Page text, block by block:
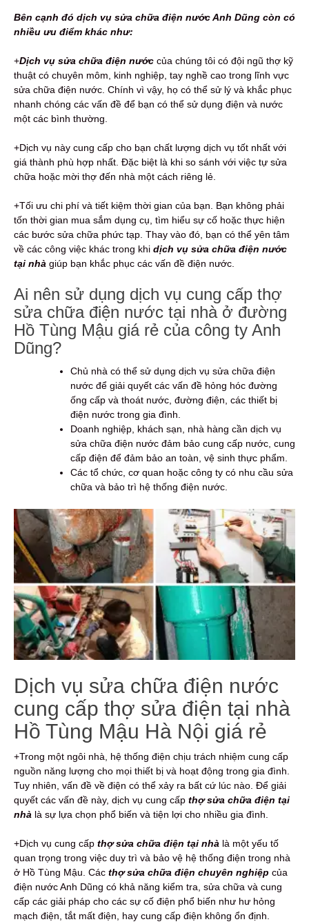
Bên cạnh đó dịch vụ sửa chữa điện nước Anh Dũng còn có
nhiều ưu điểm khác như:
+Dịch vụ sửa chữa điện nước của chúng tôi có đội ngũ thợ kỹ
thuật có chuyên môm, kinh nghiệp, tay nghề cao trong lĩnh vực
sửa chữa điện nước. Chính vì vậy, họ có thể sử lý và khắc phục
nhanh chóng các vấn đề để bạn có thể sử dụng điện và nước
một các bình thường.
+Dịch vụ này cung cấp cho bạn chất lượng dịch vụ tốt nhất với
giá thành phù hợp nhất. Đặc biệt là khi so sánh với việc tự sửa
chữa hoặc mời thợ đến nhà một cách riêng lẻ.
+Tối ưu chi phí và tiết kiệm thời gian của bạn. Bạn không phải
tốn thời gian mua sắm dụng cụ, tìm hiểu sự cố hoặc thực hiện
các bước sửa chữa phức tạp. Thay vào đó, bạn có thể yên tâm
về các công việc khác trong khi dịch vụ sửa chữa điện nước
tại nhà giúp bạn khắc phục các vấn đề điện nước.
Ai nên sử dụng dịch vụ cung cấp thợ
sửa chữa điện nước tại nhà ở đường
Hồ Tùng Mậu giá rẻ của công ty Anh
Dũng?
Chủ nhà có thể sử dụng dịch vụ sửa chữa điện
nước để giải quyết các vấn đề hỏng hóc đường
ống cấp và thoát nước, đường điện, các thiết bị
điện nước trong gia đình.
Doanh nghiệp, khách sạn, nhà hàng cần dịch vụ
sửa chữa điện nước đảm bảo cung cấp nước, cung
cấp điện để đảm bảo an toàn, vệ sinh thực phẩm.
Các tổ chức, cơ quan hoặc công ty có nhu cầu sửa
chữa và bảo trì hệ thống điện nước.
Dịch vụ sửa chữa điện nước
cung cấp thợ sửa điện tại nhà
Hồ Tùng Mậu Hà Nội giá rẻ
+Trong một ngôi nhà, hệ thống điện chịu trách nhiệm cung cấp
nguồn năng lượng cho mọi thiết bị và hoạt động trong gia đình.
Tuy nhiên, vấn đề về điện có thể xảy ra bất cứ lúc nào. Để giải
quyết các vấn đề này, dịch vụ cung cấp thợ sửa chữa điện tại
nhà là sự lựa chọn phổ biến và tiện lợi cho nhiều gia đình.
+Dịch vụ cung cấp thợ sửa chữa điện tại nhà là một yếu tố
quan trọng trong việc duy trì và bảo vệ hệ thống điện trong nhà
ở Hồ Tùng Mậu. Các thợ sửa chữa điện chuyên nghiệp của
điện nước Anh Dũng có khả năng kiểm tra, sửa chữa và cung
cấp các giải pháp cho các sự cố điện phổ biến như hư hỏng
mạch điện, tắt mất điện, hay cung cấp điện không ổn định.